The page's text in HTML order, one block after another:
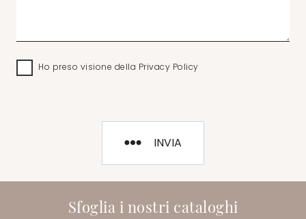
Sfoglia i nostri cataloghi
Ho preso visione della Privacy Policy
INVIA